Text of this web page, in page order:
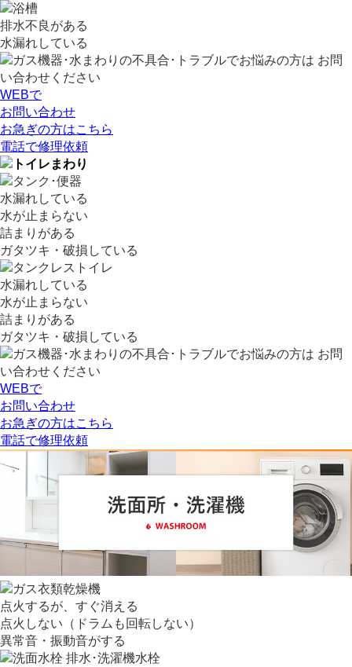
排水不良がある
水漏れしている
WEBで
お問い合わせ
お急ぎの方はこちら
電話で修理依頼
水漏れしている
水が止まらない
詰まりがある
ガタツキ・破損している
水漏れしている
水が止まらない
詰まりがある
ガタツキ・破損している
WEBで
お問い合わせ
お急ぎの方はこちら
電話で修理依頼
点火するが、すぐ消える
点火しない（ドラムも回転しない）
異常音・振動音がする